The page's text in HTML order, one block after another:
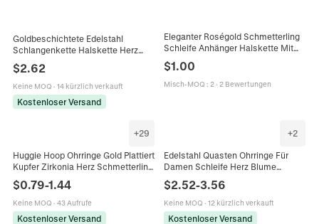
Goldbeschichtete Edelstahl
Schlangenkette Halskette Herz
Bogen Anhänger Künstliche
Barockperle Zirkon Kristall Damen
Vintage Schmuck
$2.62
Keine MOQ · 14 kürzlich verkauft
Kostenloser Versand
Eleganter Roségold Schmetterling
Schleife Anhänger Halskette Mit
Legierung Lange Pullover Kette
Damen Schmuck
$1.00
Misch-MOQ : 2· 2 Bewertungen
+29
Huggie Hoop Ohrringe Gold Plattiert
Kupfer Zirkonia Herz Schmetterling
Mode Für Frauen
$0.79-1.44
Keine MOQ · 43 Aufrufe
Kostenloser Versand
+2
Edelstahl Quasten Ohrringe Für
Damen Schleife Herz Blume
Minimalistisch Vintage Ohr
Schmuck
$2.52-3.56
Keine MOQ · 12 kürzlich verkauft
Kostenloser Versand